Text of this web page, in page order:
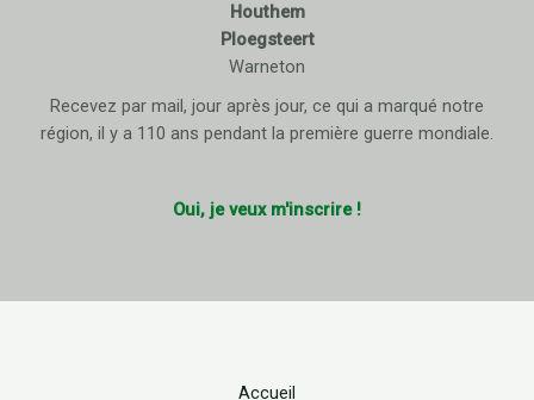
Houthem
Ploegsteert
Warneton
Recevez par mail, jour après jour, ce qui a marqué notre
région, il y a 110 ans pendant la première guerre mondiale.
Oui, je veux m'inscrire !
Accueil